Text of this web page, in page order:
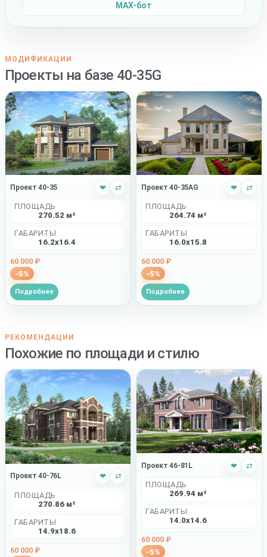
MAX-бот
МОДИФИКАЦИИ
Проекты на базе 40-35G
Проект 40-35 ❤ ⇄
ПЛОЩАДЬ
270.52 м²
ГАБАРИТЫ
16.2x16.4
60 000 ₽
-5%
Подробнее
Проект 40-35AG ❤ ⇄
ПЛОЩАДЬ
264.74 м²
ГАБАРИТЫ
16.0x15.8
60 000 ₽
-5%
Подробнее
РЕКОМЕНДАЦИИ
Похожие по площади и стилю
Проект 40-76L ❤ ⇄
ПЛОЩАДЬ
270.86 м²
ГАБАРИТЫ
14.9x18.6
60 000 ₽
Проект 46-81L ❤ ⇄
ПЛОЩАДЬ
269.94 м²
ГАБАРИТЫ
14.0x14.6
60 000 ₽
-5%